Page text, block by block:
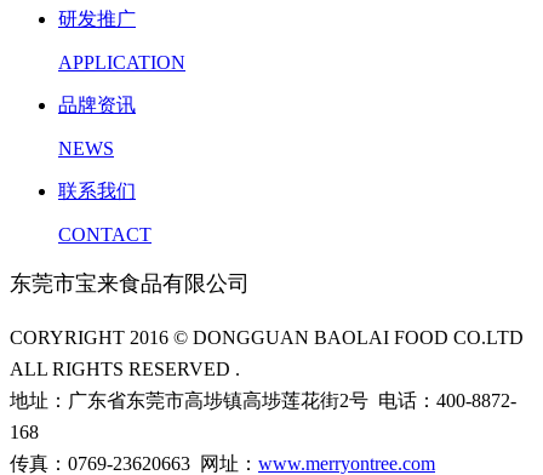
研发推广
APPLICATION
品牌资讯
NEWS
联系我们
CONTACT
东莞市宝来食品有限公司
CORYRIGHT 2016 © DONGGUAN BAOLAI FOOD CO.LTD
ALL RIGHTS RESERVED .
地址：广东省东莞市高埗镇高埗莲花街2号 电话：400-8872-
168
传真：0769-23620663 网址： www.merryontree.com